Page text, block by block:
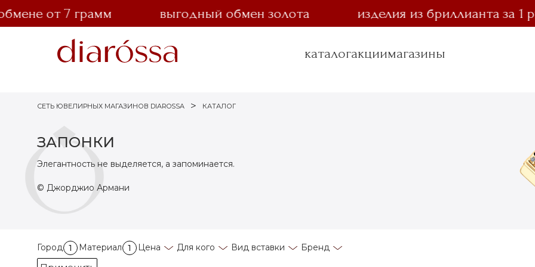
от 7 грамм выгодный обмен золота изделия из бриллианта за 1
каталогакциимагазины
СЕТЬ ЮВЕЛИРНЫХ МАГАЗИНОВ DIAROSSA КАТАЛОГ
ЗАПОНКИ
Элегантность не выделяется, а запоминается.
© Джорджио Армани
Город 1 Материал 1 Цена Для кого Вид вставки Бренд